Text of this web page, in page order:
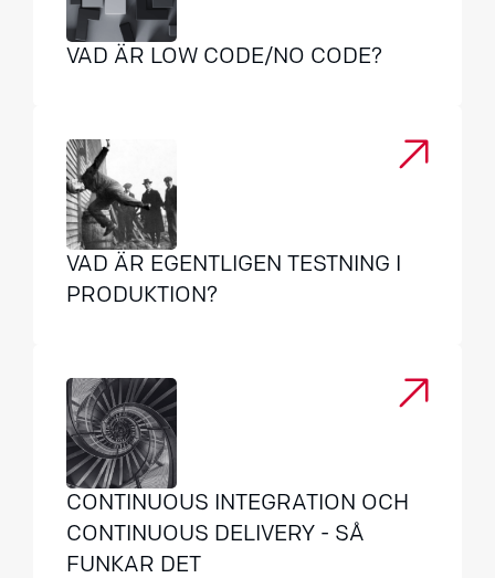
VAD ÄR LOW CODE/NO CODE?
VAD ÄR EGENTLIGEN TESTNING I
PRODUKTION?
CONTINUOUS INTEGRATION OCH
CONTINUOUS DELIVERY - SÅ
FUNKAR DET